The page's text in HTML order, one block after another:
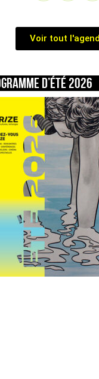
Voir tout
d’été 2026